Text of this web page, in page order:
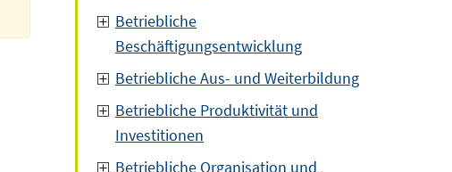
Betriebliche
Beschäftigungsentwicklung
Betriebliche Aus- und Weiterbildung
Betriebliche Produktivität und
Investitionen
Betriebliche Organisation und